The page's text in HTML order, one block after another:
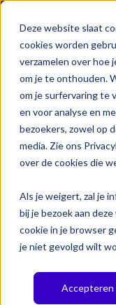
Deze website slaat
cookies worden
verzamelen over hoe
om je te onthouden.
om je surfervaring te
en voor analyse en
bezoekers, zowel op
media. Zie ons
over de cookies die
Als je weigert, zal je
bij je bezoek aan
cookie in je browser
je niet gevolgd wilt
Accepteren
Oplossingen
Voor wie
Expertises
Resources
Over ons
Back to Website
Categorieen
Referenties